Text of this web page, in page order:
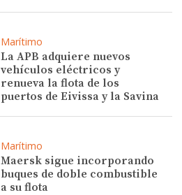
Marítimo
La APB adquiere nuevos
vehículos eléctricos y
renueva la flota de los
puertos de Eivissa y la Savina
Marítimo
Maersk sigue incorporando
buques de doble combustible
a su flota